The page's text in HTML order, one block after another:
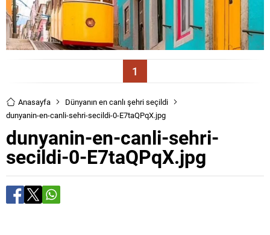
1
Anasayfa
Dünyanın en canlı şehri seçildi
dunyanin-en-canli-sehri-secildi-0-E7taQPqX.jpg
dunyanin-en-canli-sehri-
secildi-0-E7taQPqX.jpg